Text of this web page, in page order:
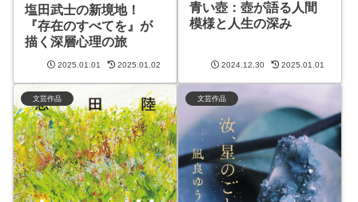
塩田武士の新境地！
『存在のすべてを』が
描く深層心理の旅
2025.01.01 2025.01.02
青い壺：壺が語る人間
模様と人生の深み
2024.12.30 2025.01.01
文芸作品 文芸作品